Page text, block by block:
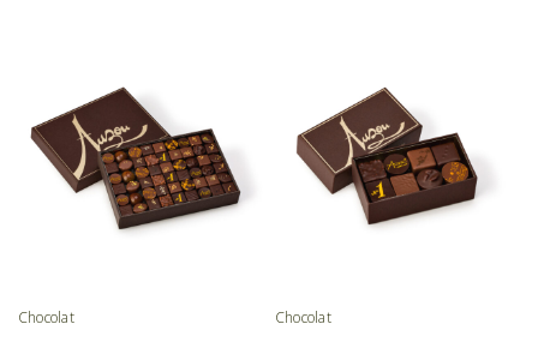
Chocolat Chocolat